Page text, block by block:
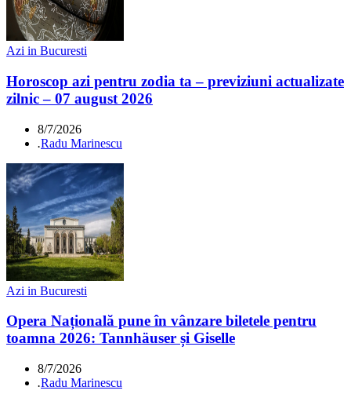
Azi in Bucuresti
Horoscop azi pentru zodia ta – previziuni actualizate
zilnic – 07 august 2026
8/7/2026
.Radu Marinescu
Azi in Bucuresti
Opera Națională pune în vânzare biletele pentru
toamna 2026: Tannhäuser și Giselle
8/7/2026
.Radu Marinescu